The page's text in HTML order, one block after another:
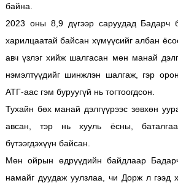
байна.
2023 оны 8,9 дүгээр саруудад Бадарч
харилцаатай байсан хүмүүсийг албан
авч үзлэг хийж шалгасан мөн манай
нэмэлтүүдийг шинжлэн шалгаж, гэр
АТГ-аас гэм буруугүй нь тогтоогдсон.
Тухайн бөх манай дэлгүүрээс зөвхөн
авсан, тэр нь хууль ёсны,
бүтээгдэхүүн байсан.
Мөн ойрын өдрүүдийн байдлаар
намайг дуудаж уулзлаа, чи Дорж л гээд